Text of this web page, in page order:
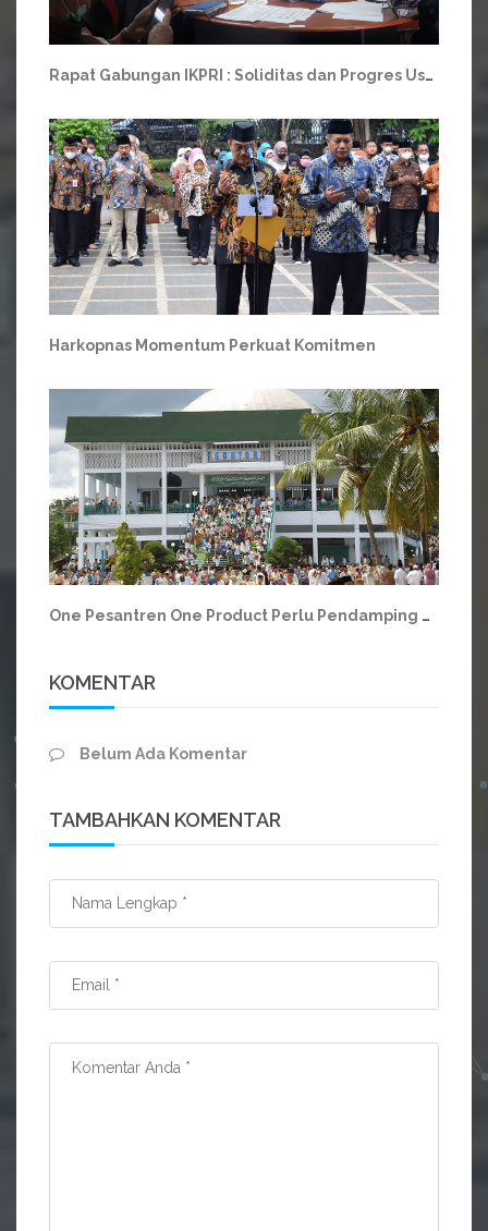
Rapat Gabungan IKPRI : Soliditas dan Progres Usaha
Harkopnas Momentum Perkuat Komitmen
One Pesantren One Product Perlu Pendamping agar Bersaing
KOMENTAR
Belum Ada Komentar
TAMBAHKAN KOMENTAR